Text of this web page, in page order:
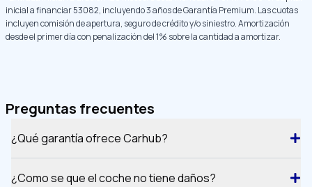
inicial a financiar53082, incluyendo 3 años de Garantía Premium. Las cuotas
incluyen comisión de apertura, seguro de crédito y/o siniestro. Amortización
desde el primer día con penalización del 1% sobre la cantidad a amortizar.
Preguntas frecuentes
¿Qué garantía ofrece Carhub?
¿Como se que el coche no tiene daños?